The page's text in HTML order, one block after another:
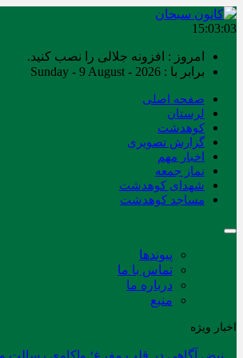
15:03:03
امروز : افزونه جلالی را نصب کنید.
برابر با : Sunday - 9 August - 2026
صفحه اصلی
لرستان
کوهدشت
گزارش تصویری
اخبار مهم
نماز جمعه
شهدای کوهدشت
مساجد کوهدشت
پیوندها
تماس با ما
درباره ما
منبع
اخبار ویژه
نبض آگاهی در قلب مفرغ؛ واکاوی رسالت و